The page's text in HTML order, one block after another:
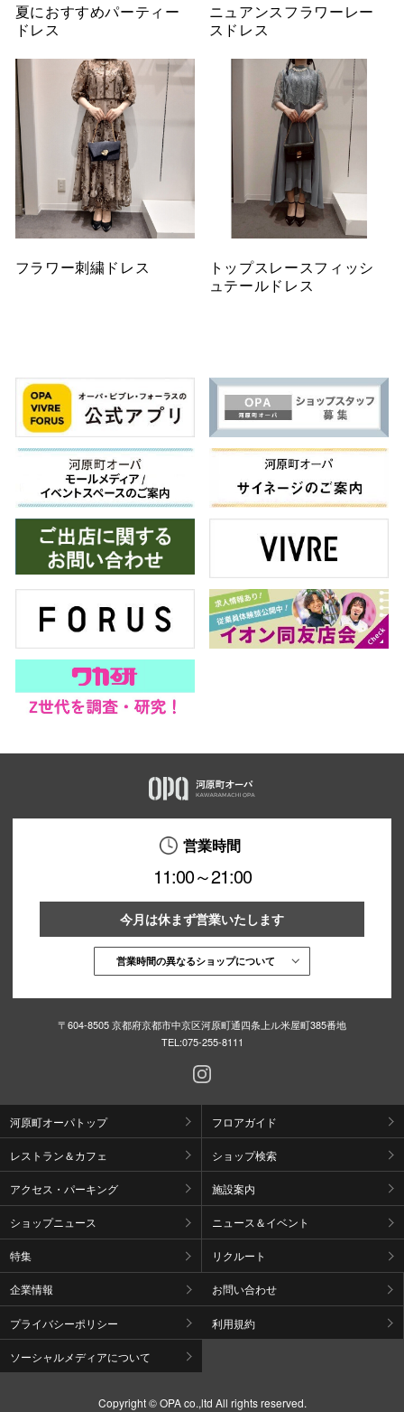
夏におすすめパーティー
ドレス
ニュアンスフラワーレー
スドレス
フラワー刺繍ドレス
トップスレースフィッシ
ュテールドレス
営業時間
11:00～21:00
今月は休まず営業いたします
営業時間の異なるショップについて
〒604-8505 京都府京都市中京区河原町通四条上ル米屋町385番地
TEL:075-255-8111
河原町オーパトップ フロアガイド
レストラン＆カフェ ショップ検索
アクセス・パーキング 施設案内
ショップニュース ニュース＆イベント
特集 リクルート
企業情報 お問い合わせ
プライバシーポリシー 利用規約
ソーシャルメディアについて
Copyright © OPA co.,ltd All rights reserved.